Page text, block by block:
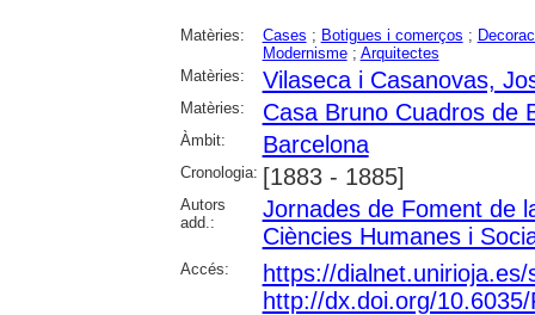
Matèries: Cases ; Botigues i comerços ;
Modernisme; Arquitectes
Matèries:
Vilaseca i Casanovas,
Matèries: Casa Bruno Cuadros de
Àmbit: Barcelona
Cronologia: [1883 - 1885]
Autors
add.:
Jornades de Foment de
Ciències Humanes i
Accés:
https://
http://dx.doi.org/